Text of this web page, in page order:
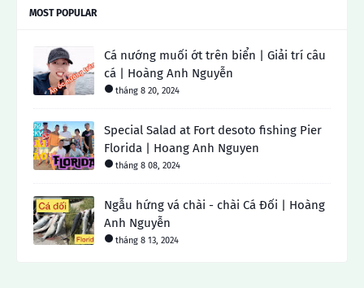
MOST POPULAR
Cá nướng muối ớt trên biển | Giải trí câu
cá | Hoàng Anh Nguyễn
tháng 8 20, 2024
Special Salad at Fort desoto fishing Pier
Florida | Hoang Anh Nguyen
tháng 8 08, 2024
Ngẫu hứng vá chài - chài Cá Đối | Hoàng
Anh Nguyễn
tháng 8 13, 2024